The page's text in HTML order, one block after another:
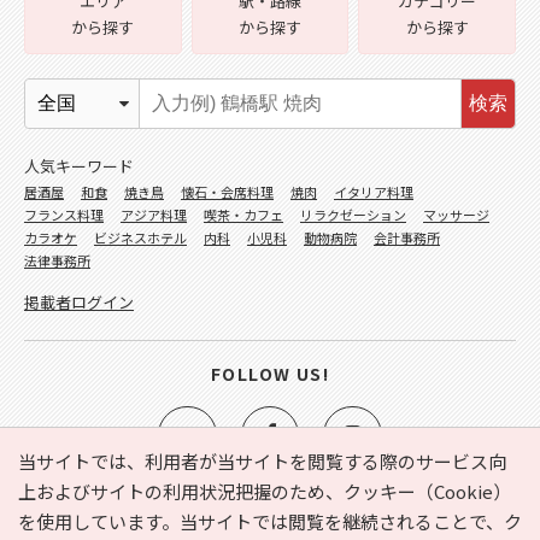
当サイトでは、利用者が当サイトを閲覧する際のサービス向
上およびサイトの利用状況把握のため、クッキー（Cookie）
を使用しています。当サイトでは閲覧を継続されることで、ク
e-NAVITA（イーナビタ）とは？ お気に入り ヘルプ
から探す
から探す
から探す
検索
人気キーワード
居酒屋 和食 焼き鳥 懐石・会席料理 焼肉
イタリア料理
フランス料理
アジア料理 喫茶・カフェ リラクゼーション
マッサージ
カラオケ
ビジネスホテル 内科 小児科 動物病院
会計事務所
法律事務所
掲載者ログイン
FOLLOW US!